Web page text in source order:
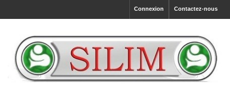
Contactez-nous
Connexion